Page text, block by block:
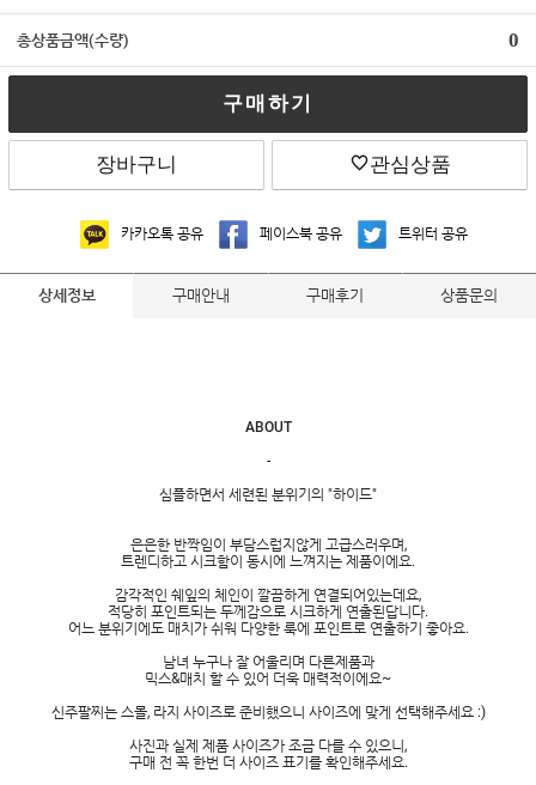
총상품금액(수량) 0
구매하기
장바구니 관심상품
카카오톡 공유 페이스북 공유 트위터 공유
상세정보 구매안내 구매후기 상품문의
ABOUT
-
심플하면서 세련된 분위기의 "하이드"
은은한 반짝임이 부담스럽지않게 고급스러우며,
트렌디하고 시크함이 동시에 느껴지는 제품이에요.
감각적인 쉐잎의 체인이 깔끔하게 연결되어있는데요,
적당히 포인트되는 두께감으로 시크하게 연출된답니다.
어느 분위기에도 매치가 쉬워 다양한 룩에 포인트로 연출하기 좋아요.
남녀 누구나 잘 어울리며 다른제품과
믹스&매치 할 수 있어 더욱 매력적이에요~
신주팔찌는 스몰, 라지 사이즈로 준비했으니 사이즈에 맞게 선택해주세요 :)
사진과 실제 제품 사이즈가 조금 다를 수 있으니,
구매 전 꼭 한번 더 사이즈 표기를 확인해주세요.